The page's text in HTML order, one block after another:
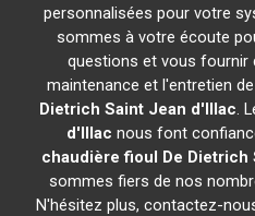
personnalisées pour votre
sommes à votre écoute
questions et vous
maintenance et l'entretien
Dietrich Saint Jean d'Illac.
d'Illac nous font
chaudière fioul De Dietrich
sommes fiers de nos
N'hésitez plus, contactez-